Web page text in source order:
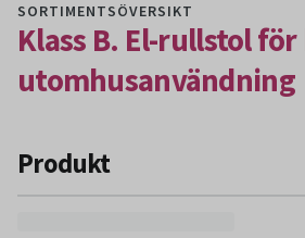
SORTIMENTSÖVERSIKT
Klass B. El-rullstol
utomhusanvändning
Produkt